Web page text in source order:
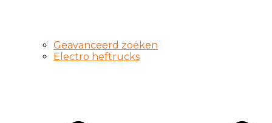
Geavanceerd zoeken
Electro heftrucks